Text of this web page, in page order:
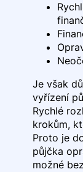
Je však
vyřízení
Rychlé
krokům,
Proto je
půjčka
možné